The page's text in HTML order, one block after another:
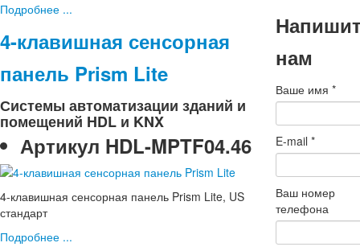
Подробнее ...
4-клавишная сенсорная
панель Prism Lite
Системы автоматизации зданий и
помещений HDL и KNX
Артикул HDL-MPTF04.46
4-клавишная сенсорная панель Prism Lite, US
стандарт
Подробнее ...
нам
Ваше имя*
E-mail*
Ваш номер
телефона